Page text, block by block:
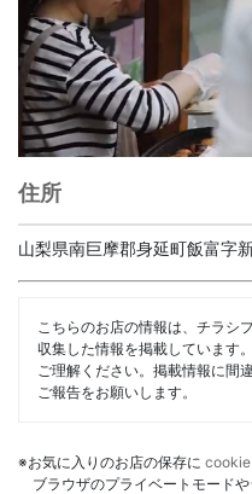
住所
山梨県南巨摩郡身延町飯富字
こちらのお店の情報は、チラシ
収集した情報を掲載しています
ご理解ください。掲載情報に間
ご報告をお願いします。
※お気に入りのお店の保存に cookie
ブラウザのプライベートモード